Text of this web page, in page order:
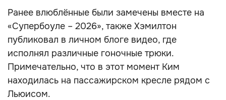
Ранее влюблённые были замечены вместе на
«Супербоуле – 2026», также Хэмилтон
публиковал в личном блоге видео, где
исполнял различные гоночные трюки.
Примечательно, что в этот момент Ким
находилась на пассажирском кресле рядом с
Льюисом.